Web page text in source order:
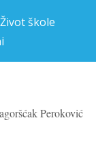
Život škole
Peroković